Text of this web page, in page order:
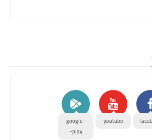
youtube
google-
play-